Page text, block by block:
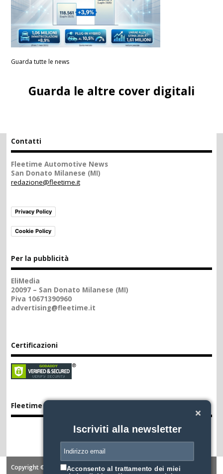
Guarda tutte le news
Iscriviti alla newsletter
Acconsento al trattamento dei miei
Guarda le altre cover digitali
Contatti
Fleetime Automotive News
San Donato Milanese (MI)
redazione@fleetime.it
Privacy Policy
Cookie Policy
Per la pubblicità
EliMedia
20097 – San Donato Milanese (MI)
Piva 10671390960
advertising@fleetime.it
Certificazioni
Fleetime App
Copyright ©2026. FLEETIME